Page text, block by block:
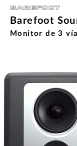
Barefoot
Monitor de 3